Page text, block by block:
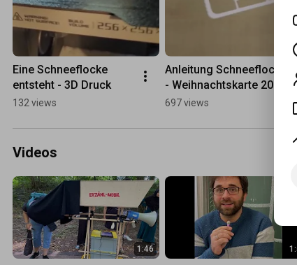
Eine Schneeflocke
entsteht - 3D Druck
132 views
Anleitung Schneeflocke
- Weihnachtskarte 2024
697 views
Videos
1:46